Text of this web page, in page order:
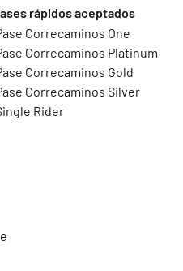
rápidos aceptados
Correcaminos One
Correcaminos Platinum
Correcaminos Gold
Correcaminos Silver
Rider